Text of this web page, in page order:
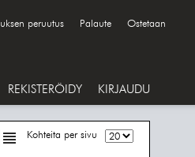
peruutus Palaute Ostetaan
REKISTERÖIDY KIRJAUDU
Kohteita per sivu